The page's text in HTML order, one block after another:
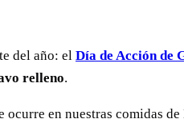
del año: el Día de Acción de
relleno.
en nuestras comidas